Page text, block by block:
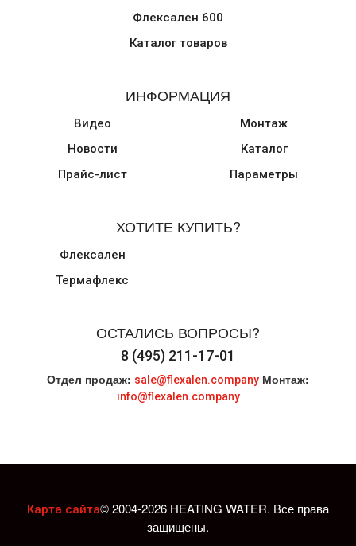
Флексален 600
Каталог товаров
ИНФОРМАЦИЯ
Видео
Новости
Прайс-лист
Монтаж
Каталог
Параметры
ХОТИТЕ КУПИТЬ?
Флексален
Термафлекс
ОСТАЛИСЬ ВОПРОСЫ?
8 (495) 211-17-01
Отдел продаж: sale@flexalen.company Монтаж:
info@flexalen.company
Карта сайта© 2004-2026 HEATING WATER. Все права
защищены.